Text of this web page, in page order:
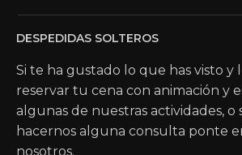
DESPEDIDAS SOLTEROS
Si te ha gustado lo que has visto y
reservar tu cena con animación y
algunas de nuestras actividades, o
hacernos alguna consulta ponte
nosotros.